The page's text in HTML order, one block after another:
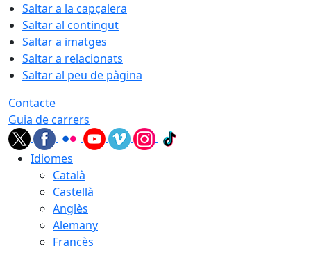
Saltar a la capçalera
Saltar al contingut
Saltar a imatges
Saltar a relacionats
Saltar al peu de pàgina
Contacte
Guia de carrers
Idiomes
Català
Castellà
Anglès
Alemany
Francès